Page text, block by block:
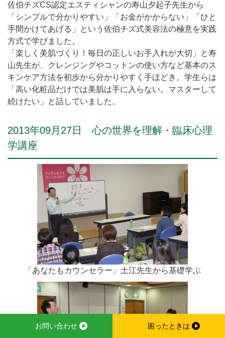
佐伯チズCS認定エスティシャンの寿山夕起子先生から
「シンプルで分かりやすい」「お金がかからない」「ひと
手間かけてあげる」という佐伯チズ式美容法の極意を実践
方式で学びました。
「楽しく美肌づくり！毎日の正しいお手入れが大切」と寿
山先生が、クレンジングやコットンの使い方など基本のス
キンケア方法を初歩から分かりやすく手ほどき。学生らは
「高い化粧品だけでは美肌は手に入らない。マスターして
続けたい」と話していました。
2013年09月27日 心の世界を理解・臨床心理
学講座
「あなたもカウンセラー」土江先生から基礎学ぶ
お問い合わせ 困ったときは